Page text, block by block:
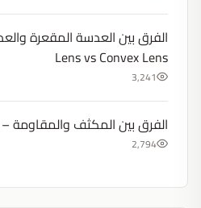
Lens vs Convex Lens
3,241
الفرق بين المكثف والمقاومة – Capacitor vs Resistor
2,794